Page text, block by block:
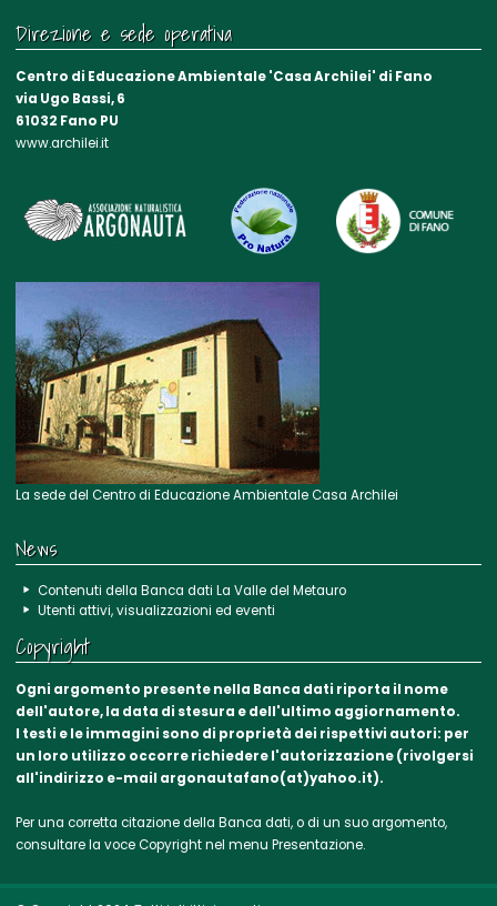
Direzione e sede operativa
Centro di Educazione Ambientale 'Casa Archilei' di Fano
via Ugo Bassi, 6
61032 Fano PU
www.archilei.it
La sede del Centro di Educazione Ambientale Casa Archilei
News
Contenuti della Banca dati La Valle del Metauro
Utenti attivi, visualizzazioni ed eventi
Copyright
Ogni argomento presente nella Banca dati riporta il nome
dell'autore, la data di stesura e dell'ultimo aggiornamento.
I testi e le immagini sono di proprietà dei rispettivi autori: per
un loro utilizzo occorre richiedere l'autorizzazione (rivolgersi
all'indirizzo e-mail argonautafano(at)yahoo.it).
Per una corretta citazione della Banca dati, o di un suo argomento,
consultare la voceCopyrightnel menu Presentazione.